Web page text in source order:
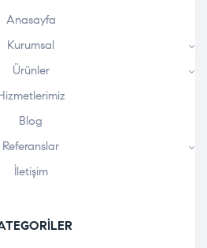
Anasayfa
Kurumsal
Ürünler
Blog
Referanslar
İletişim